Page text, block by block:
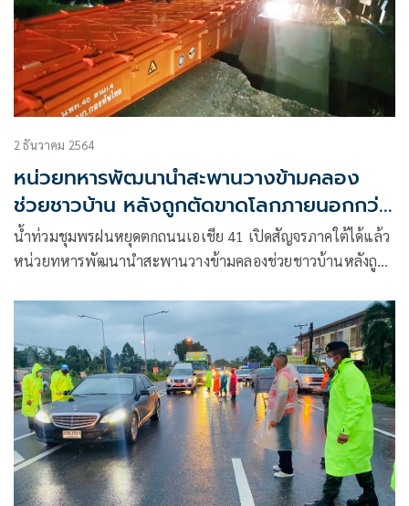
2 ธันวาคม 2564
หน่วยทหารพัฒนานำสะพานวางข้ามคลอง
ช่วยชาวบ้าน หลังถูกตัดขาดโลกภายนอกกว่า
250 ครัวเรือน
น้ำท่วมชุมพรฝนหยุดตกถนนเอเชีย 41 เปิดสัญจรภาคใต้ได้แล้ว
หน่วยทหารพัฒนานำสะพานวางข้ามคลองช่วยชาวบ้านหลังถูก